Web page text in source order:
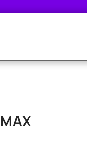
- CONSEGNA 24/48